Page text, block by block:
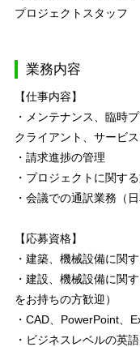
プロジェクトスタッフ
業務内容
【仕事内容】
・メンテナンス、臨時
クライアント、サービ
・請求進捗の管理
・プロジェクトに関す
・会議での通訳業務（
【応募資格】
・建築、機械設備に関
・建設、機械設備に関
をお持ちの方歓迎）
・CAD、PowerPoint、
・ビジネスレベルの英